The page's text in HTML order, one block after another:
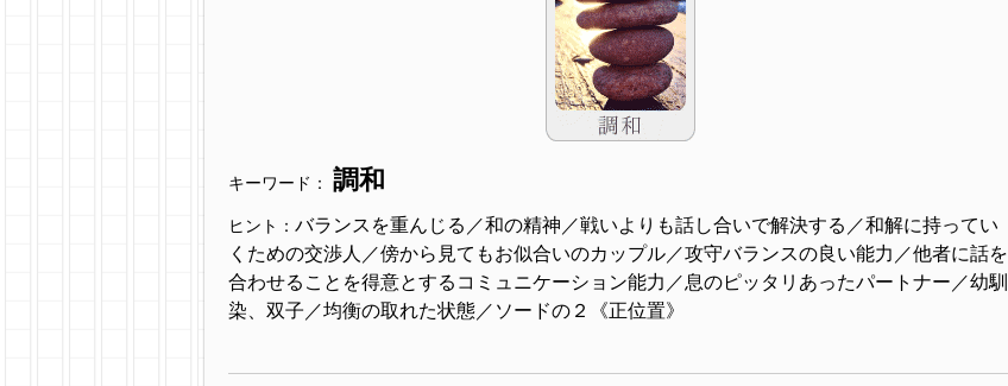
キーワード： 調和
ヒント： バランスを重んじる／和の精神／戦いよりも話し合いで解決する／和解に持ってい
くための交渉人／傍から見てもお似合いのカップル／攻守バランスの良い能力／他者に話を
合わせることを得意とするコミュニケーション能力／息のピッタリあったパートナー／幼馴
染、双子／均衡の取れた状態／ソードの２《正位置》